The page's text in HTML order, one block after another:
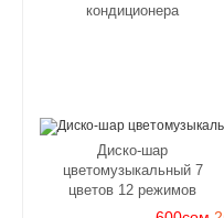
кондиционера
Диско-шар
цветомузыкальный 7
цветов 12 режимов